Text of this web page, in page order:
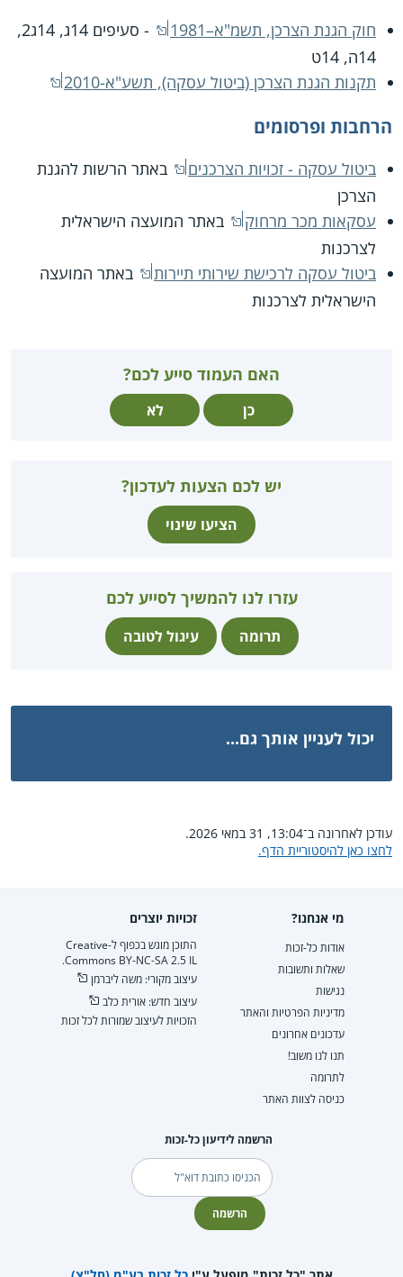
חוק הגנת הצרכן, תשמ"א–1981
- סעיפים 14ג, 14ג2,
14ה, 14ט
תקנות הגנת הצרכן (ביטול עסקה), תשע"א-2010
הרחבות ופרסומים
ביטול עסקה - זכויות הצרכנים
באתר הרשות להגנת
הצרכן
עסקאות מכר מרחוק
באתר המועצה הישראלית
לצרכנות
ביטול עסקה לרכישת שירותי תיירות
באתר המועצה
הישראלית לצרכנות
האם העמוד סייע לכם?
כן לא
יש לכם הצעות לעדכון?
הציעו שינוי
עזרו לנו להמשיך לסייע לכם
תרומה עיגול לטובה
יכול לעניין אותך גם...
עודכן לאחרונה ב־13:04, 31 במאי 2026.
לחצו כאן להיסטוריית הדף.
מי אנחנו?
אודות כל-זכות
שאלות ותשובות
נגישות
מדיניות הפרטיות והאתר
עדכונים אחרונים
תנו לנו משוב!
לתרומה
כניסה לצוות האתר
זכויות יוצרים
התוכן מוגש בכפוף ל-Creative
Commons BY-NC-SA 2.5 IL.
עיצוב מקורי: משה ליברמן
עיצוב חדש: אורית כלב
הזכויות לעיצוב שמורות לכל זכות
הרשמה לידיעון כל-זכות
דוא"ל
הרשמה